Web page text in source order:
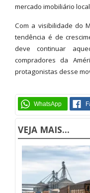
mercado imobiliário
Com a visibilidade do
tendência é de
deve continuar
compradores da
protagonistas desse
VEJA MAIS...